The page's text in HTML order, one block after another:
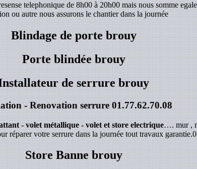
telephonique de 8h00 à 20h00 mais nous somme
ou autre nous assurons le chantier dans la journée
Blindage de porte brouy
Porte blindée brouy
de serrure brouy
- Renovation serrure01.77.62.70.08
- volet métallique - volet et store electrique…. mur ,
réparer votre serrure dans la journée tout travaux garantie.
Store Banne brouy